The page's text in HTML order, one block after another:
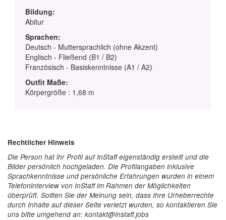
Bildung:
Abitur
Sprachen:
Deutsch - Muttersprachlich (ohne Akzent)
Englisch - Fließend (B1 / B2)
Französisch - Basiskenntnisse (A1 / A2)
Outfit Maße:
Körpergröße : 1,68 m
Rechtlicher Hinweis
Die Person hat ihr Profil auf InStaff eigenständig erstellt und die
Bilder persönlich hochgeladen. Die Profilangaben inklusive
Sprachkenntnisse und persönliche Erfahrungen wurden in einem
Telefoninterview von InStaff im Rahmen der Möglichkeiten
überprüft. Sollten Sie der Meinung sein, dass Ihre Urheberrechte
durch Inhalte auf dieser Seite verletzt wurden, so kontaktieren Sie
uns bitte umgehend an: kontakt@instaff.jobs